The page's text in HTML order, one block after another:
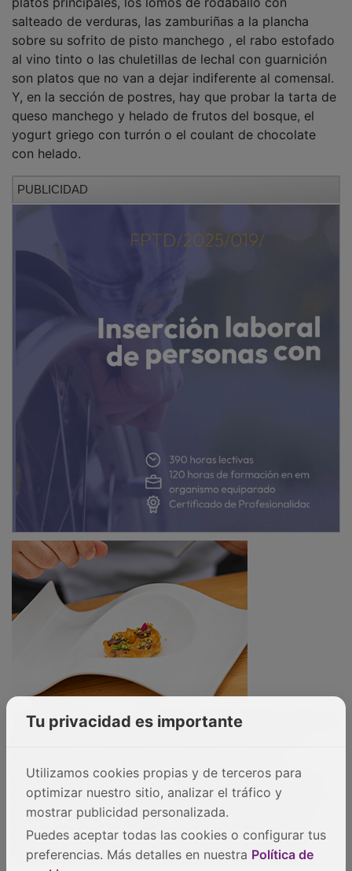
salteado de verduras, las zamburiñas a la plancha
sobre su sofrito de pisto manchego , el rabo estofado
al vino tinto o las chuletillas de lechal con guarnición
son platos que no van a dejar indiferente al comensal.
Y, en la sección de postres, hay que probar la tarta de
queso manchego y helado de frutos del bosque, el
yogurt griego con turrón o el coulant de chocolate
con helado.
que incluye un aperitivo, un entrante, un plato de
degustación llamado Martina, con cuatro aperitivos,
dos entrantes, un plato de carne y otro de pescado y
dos postres. Finalmente, La Martina tiene un menú
especial con primer y segundo plato, y postre que
está pensado para los más pequeños de la casa.
Tu privacidad es importante
Utilizamos cookies propias y de terceros para
optimizar nuestro sitio, analizar el tráfico y
mostrar publicidad personalizada.
Puedes aceptar todas las cookies o configurar tus
preferencias. Más detalles en nuestra Política de